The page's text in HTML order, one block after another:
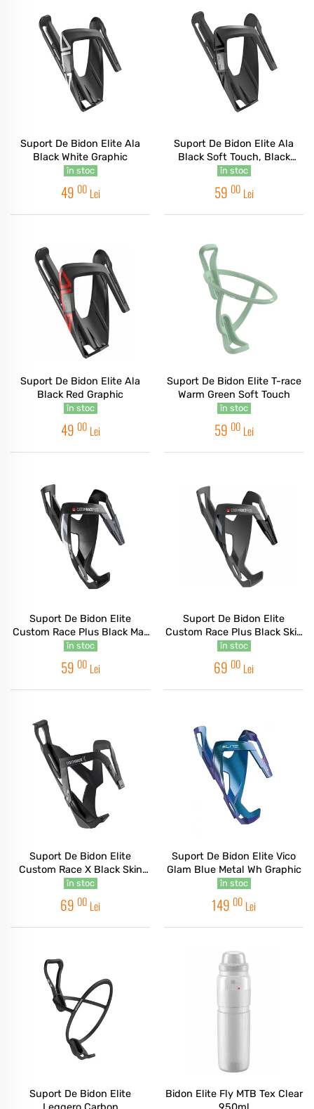
Suport De Bidon Elite Ala
Black White Graphic
în stoc
49 00 Lei
Suport De Bidon Elite Ala
Black Soft Touch, Black
Graph
în stoc
59 00 Lei
Suport De Bidon Elite Ala
Black Red Graphic
în stoc
49 00 Lei
Suport De Bidon Elite T-race
Warm Green Soft Touch
în stoc
59 00 Lei
Suport De Bidon Elite
Custom Race Plus Black Mat
White Graphic
în stoc
59 00 Lei
Suport De Bidon Elite
Custom Race Plus Black Skin
Soft Touch
în stoc
69 00 Lei
Suport De Bidon Elite
Custom Race X Black Skin
Black Graphic
în stoc
69 00 Lei
Suport De Bidon Elite Vico
Glam Blue Metal Wh Graphic
în stoc
149 00 Lei
Suport De Bidon Elite
Bidon Elite Fly MTB Tex Clear